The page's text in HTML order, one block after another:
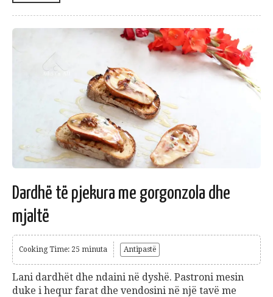
Dardhë të pjekura me gorgonzola dhe
mjaltë
Cooking Time: 25 minuta Antipastë
Lani dardhët dhe ndaini në dyshë. Pastroni mesin
duke i hequr farat dhe vendosini në një tavë me